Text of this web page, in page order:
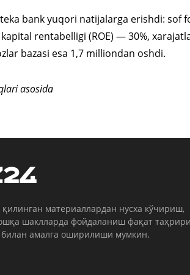
bank yuqori natijalarga erishdi: sof
rentabelligi (ROE) — 30%,
bazasi esa 1,7 milliondan oshdi.
asosida
қилинган материаллардан нусха кўчириш,
шаклларда фойдаланиш фақат
билан амалга оширилиши мумкин.